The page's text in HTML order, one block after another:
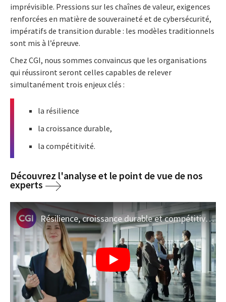
imprévisible. Pressions sur les chaînes de valeur, exigences
renforcées en matière de souveraineté et de cybersécurité,
impératifs de transition durable : les modèles traditionnels
sont mis à l’épreuve.
Chez CGI, nous sommes convaincus que les organisations
qui réussiront seront celles capables de relever
simultanément trois enjeux clés :
la résilience
la croissance durable,
la compétitivité.
Découvrez l'analyse et le point de vue de nos
experts
Résilience, croissance durable et compétitivité : la nouvelle équation du succès